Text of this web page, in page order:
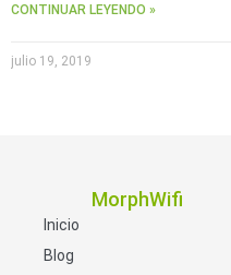
CONTINUAR LEYENDO »
julio 19, 2019
MorphWifi
Inicio
Blog